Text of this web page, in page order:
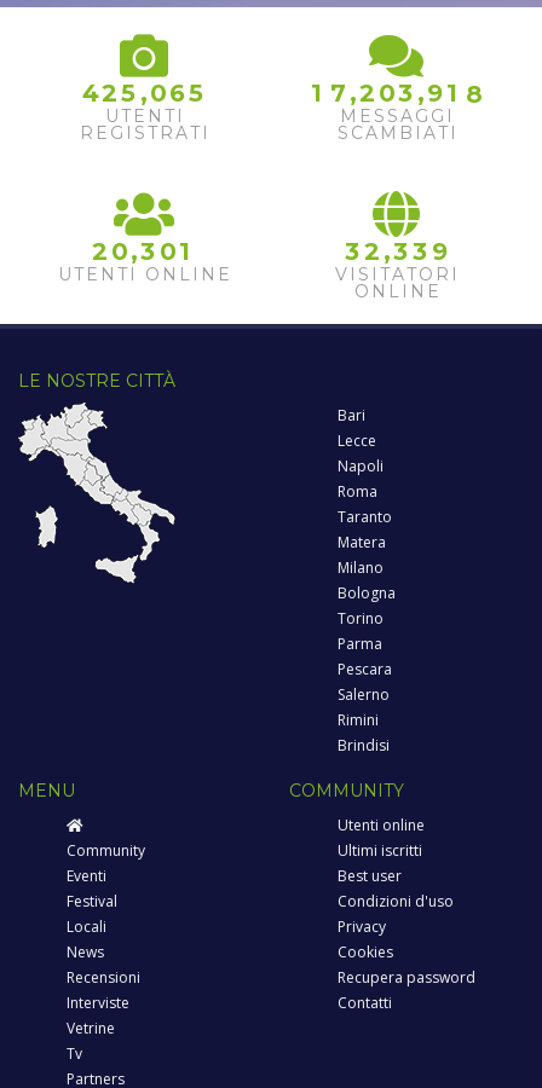
425 ,065
UTENTI
REGISTRATI
1 7 ,2 03 ,91 8
MESSAGGI
SCAMBIATI
2 0,3 01
UTENTI ONLINE
32 ,33 9
VISITATORI
ONLINE
LE NOSTRE CITTÀ
Bari
Lecce
Napoli
Roma
Taranto
Matera
Milano
Bologna
Torino
Parma
Pescara
Salerno
Rimini
Brindisi
MENU
Community
Eventi
Festival
Locali
News
Recensioni
Interviste
Vetrine
Tv
Partners
COMMUNITY
Utenti online
Ultimi iscritti
Best user
Condizioni d'uso
Privacy
Cookies
Recupera password
Contatti